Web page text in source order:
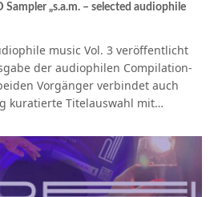
„s.a.m. – selected audiophile
music Vol. 3 veröffentlicht
der audiophilen Compilation-
Vorgänger verbindet auch
kuratierte Titelauswahl mit…